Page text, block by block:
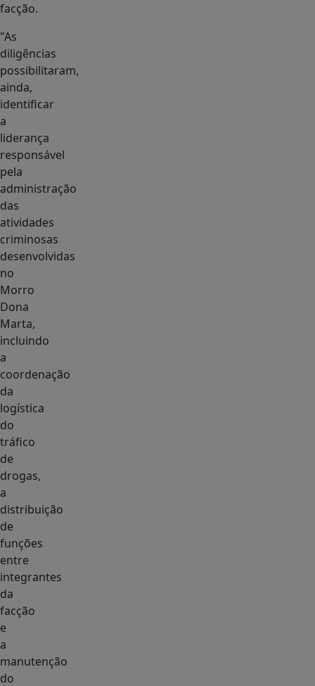
facção.
"As
diligências
possibilitaram,
ainda,
identificar
a
liderança
responsável
pela
administração
das
atividades
criminosas
desenvolvidas
no
Morro
Dona
Marta,
incluindo
a
coordenação
da
logística
do
tráfico
de
drogas,
a
distribuição
de
funções
entre
integrantes
da
facção
e
a
manutenção
do